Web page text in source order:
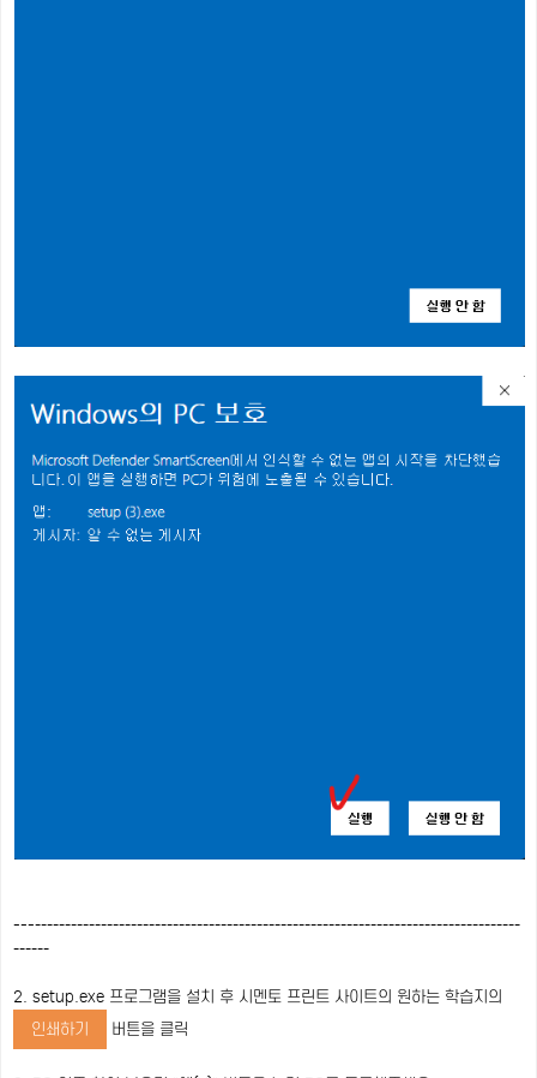
------------------------------------------------------------------------------------
------
2. setup.exe 프로그램을 설치 후 시멘토 프린트 사이트의 원하는 학습지의
인쇄하기
버튼을 클릭